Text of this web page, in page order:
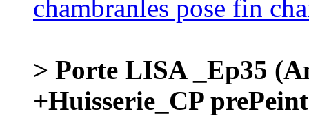
> Porte LISA _Ep35
+Huisserie_CP prePeint